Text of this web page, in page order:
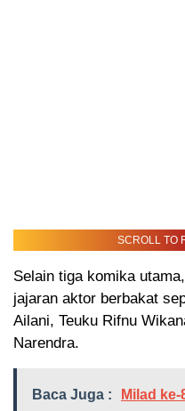
SCROLL TO
Selain tiga komika
jajaran aktor berbakat
Ailani, Teuku Rifnu
Narendra.
Baca Juga :
Milad ke-